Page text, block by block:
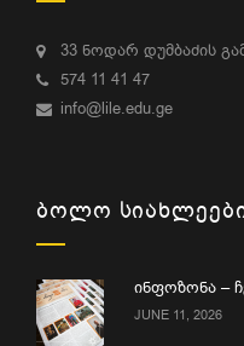
33 ნოდარ დუმბაძის
574 11 41 47
info@lile.edu.ge
ᲑᲝᲚᲝ
ინფოზონა –
JUNE 11, 2026